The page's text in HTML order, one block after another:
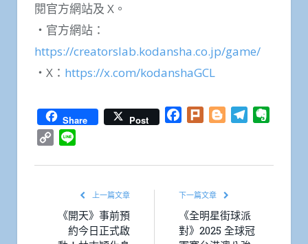
閱官方網站及 X。
・官方網站：
https://creatorslab.kodansha.co.jp/game/
・X： https://x.com/kodanshaGCL
Share Post Facebook
Plurk BloggerTelegram
Copy
上一篇文章
《開天》事前預
約今日正式啟
下一篇文章
《全明星街球派
對》2025 全球冠